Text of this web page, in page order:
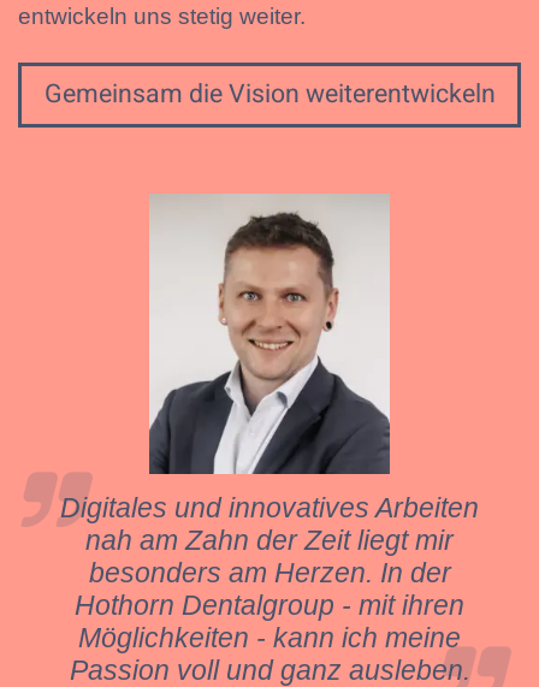
entwickeln uns stetig weiter.
Gemeinsam die Vision weiterentwickeln
Digitales und innovatives Arbeiten
nah am Zahn der Zeit liegt mir
besonders am Herzen. In der
Hothorn Dentalgroup - mit ihren
Möglichkeiten - kann ich meine
Passion voll und ganz ausleben.